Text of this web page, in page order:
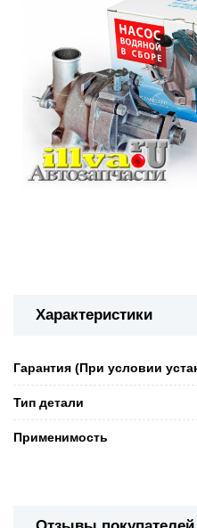
Характеристики
Гарантия (При условии
Тип детали
Применимость